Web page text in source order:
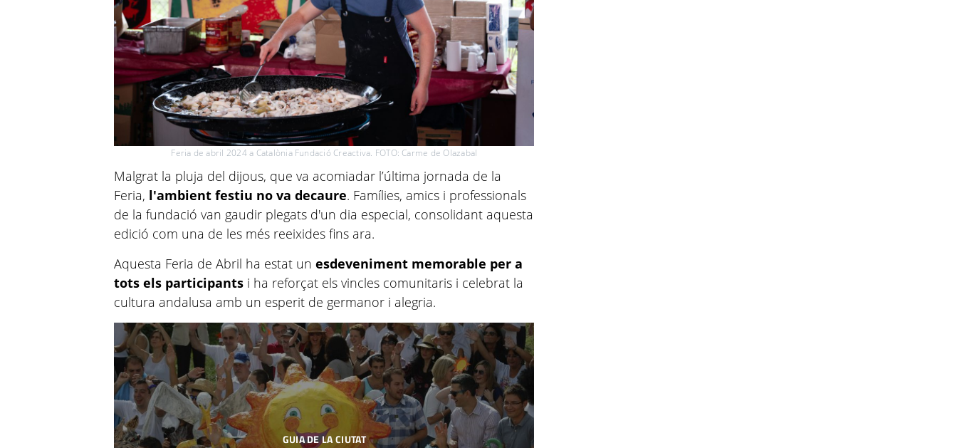
Feria de abril 2024 a Catalònia Fundació Creactiva. FOTO: Carme de Olazabal
Malgrat la pluja del dijous, que va acomiadar l’última jornada de la
Feria, l'ambient festiu no va decaure. Famílies, amics i professionals
de la fundació van gaudir plegats d'un dia especial, consolidant aquesta
edició com una de les més reeixides fins ara.
Aquesta Feria de Abril ha estat un esdeveniment memorable per a
tots els participants i ha reforçat els vincles comunitaris i celebrat la
cultura andalusa amb un esperit de germanor i alegria.
GUIA DE LA CIUTAT